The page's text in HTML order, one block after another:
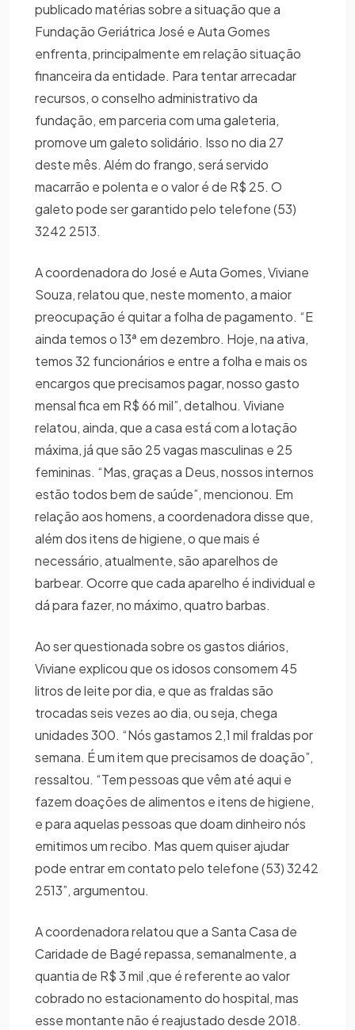
publicado matérias sobre a situação que a
Fundação Geriátrica José e Auta Gomes
enfrenta, principalmente em relação situação
financeira da entidade. Para tentar arrecadar
recursos, o conselho administrativo da
fundação, em parceria com uma galeteria,
promove um galeto solidário. Isso no dia 27
deste mês. Além do frango, será servido
macarrão e polenta e o valor é de R$ 25. O
galeto pode ser garantido pelo telefone (53)
3242 2513.
A coordenadora do José e Auta Gomes, Viviane
Souza, relatou que, neste momento, a maior
preocupação é quitar a folha de pagamento. “E
ainda temos o 13ª em dezembro. Hoje, na ativa,
temos 32 funcionários e entre a folha e mais os
encargos que precisamos pagar, nosso gasto
mensal fica em R$ 66 mil”, detalhou. Viviane
relatou, ainda, que a casa está com a lotação
máxima, já que são 25 vagas masculinas e 25
femininas. “Mas, graças a Deus, nossos internos
estão todos bem de saúde”, mencionou. Em
relação aos homens, a coordenadora disse que,
além dos itens de higiene, o que mais é
necessário, atualmente, são aparelhos de
barbear. Ocorre que cada aparelho é individual e
dá para fazer, no máximo, quatro barbas.
Ao ser questionada sobre os gastos diários,
Viviane explicou que os idosos consomem 45
litros de leite por dia, e que as fraldas são
trocadas seis vezes ao dia, ou seja, chega
unidades 300. “Nós gastamos 2,1 mil fraldas por
semana. É um item que precisamos de doação”,
ressaltou. “Tem pessoas que vêm até aqui e
fazem doações de alimentos e itens de higiene,
e para aquelas pessoas que doam dinheiro nós
emitimos um recibo. Mas quem quiser ajudar
pode entrar em contato pelo telefone (53) 3242
2513”, argumentou.
A coordenadora relatou que a Santa Casa de
Caridade de Bagé repassa, semanalmente, a
quantia de R$ 3 mil ,que é referente ao valor
cobrado no estacionamento do hospital, mas
esse montante não é reajustado desde 2018.